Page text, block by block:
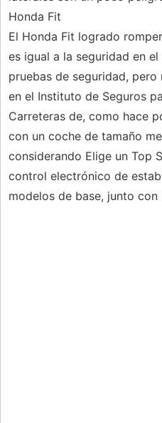
Honda Fit
El Honda Fit logrado
es igual a la seguridad en
pruebas de seguridad,
en el Instituto de Seguros
Carreteras de, como hace
con un coche de tamaño
considerando Elige un Top
control electrónico de
modelos de base, junto con